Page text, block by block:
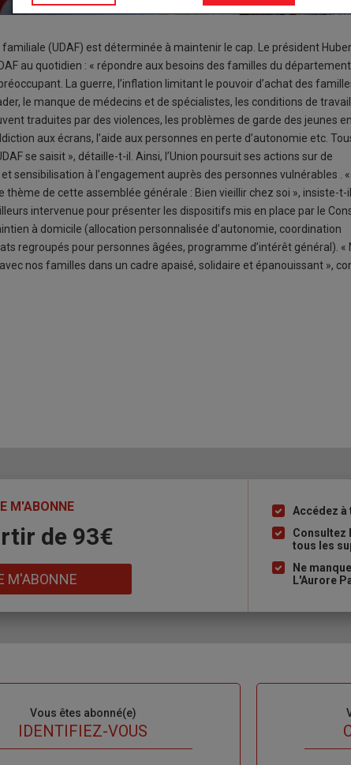
(UDAF) est déterminée à maintenir le cap. Le président
au quotidien : « répondre aux besoins des familles du
La guerre, l’inflation limitant le pouvoir d’achat des
le manque de médecins et de spécialistes, les conditions de
traduites par des violences, les problèmes de garde des jeunes
aux écrans, l’aide aux personnes en perte d’autonomie etc.
se saisit », détaille-t-il. Ainsi, l’Union poursuit ses actions sur de
sensibilisation à l’engagement auprès des personnes vulnérables . «
thème de cette assemblée générale : Bien vieillir chez soi », insiste-t-
intervenue pour présenter les dispositifs mis en place par le
à domicile (allocation personnalisée d’autonomie, coordination
regroupés pour personnes âgées, programme d’intérêt général). «
nos familles dans un cadre apaisé, solidaire et épanouissant »,
M'ABONNE
de 93€
M'ABONNE
Liste
à
puce
Accédez à
Consultez
tous les
Ne
L'Aurore
Vous êtes abonné(e)
IDENTIFIEZ-VOUS TITRE